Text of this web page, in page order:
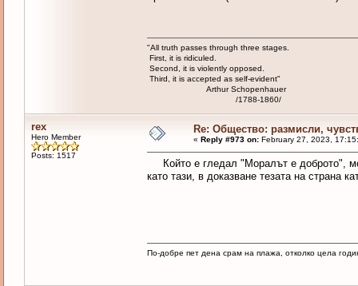
"All truth passes through three stages.
First, it is ridiculed.
Second, it is violently opposed.
Third, it is accepted as self-evident"
Arthur Schopenhauer
/1788-1860/
rex
Hero Member
Posts: 1517
Re: Общество: размисли,
« Reply #973 on:February 27, 2023,
Който е гледал "Моралът е доброто",
като тази, в доказване тезата на страна
По-добре пет дена срам на плажа, отколко цела